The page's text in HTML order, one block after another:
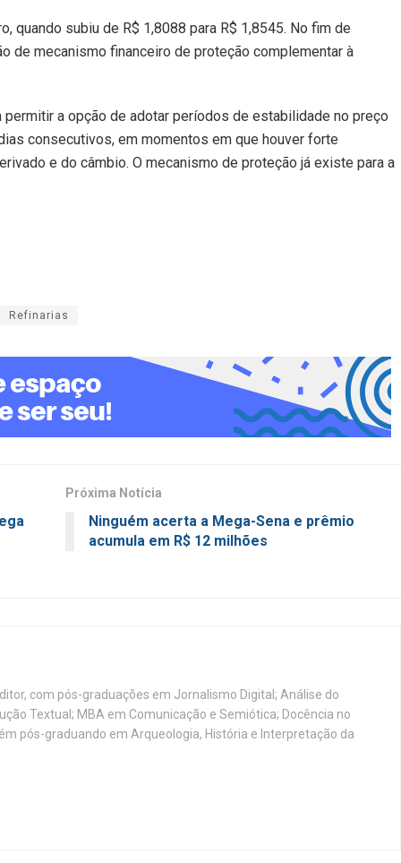
quando subiu de R$ 1,8088 para R$ 1,8545. No fim de
de mecanismo financeiro de proteção complementar à
a opção de adotar períodos de estabilidade no preço
consecutivos, em momentos em que houver forte
e do câmbio. O mecanismo de proteção já existe para a
Refinarias
Próxima Notícia
Ninguém acerta a Mega-Sena e prêmio
acumula em R$ 12 milhões
com pós-graduações em Jornalismo Digital; Análise do
Textual; MBA em Comunicação e Semiótica; Docência no
pós-graduando em Arqueologia, História e Interpretação da